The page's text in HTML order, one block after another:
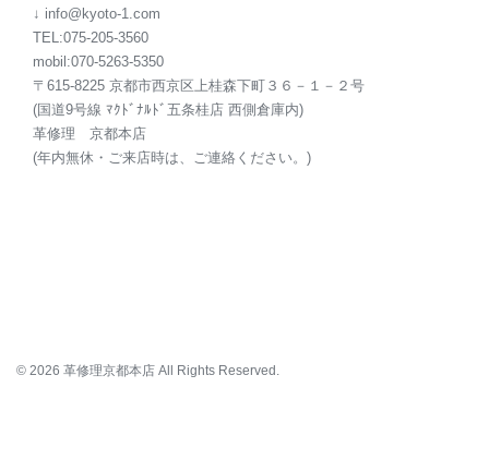
↓ info@kyoto-1.com
TEL:075-205-3560
mobil:070-5263-5350
〒615-8225 京都市西京区上桂森下町３６－１－２号
(国道9号線 ﾏｸﾄﾞﾅﾙﾄﾞ五条桂店 西側倉庫内)
革修理 京都本店
(年内無休・ご来店時は、ご連絡ください。)
© 2026 革修理京都本店 All Rights Reserved.